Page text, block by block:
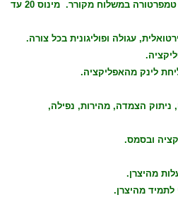
מד טמפרטורת סביבה, למעקב טמפרטורה במשלוח מקורר. מינוס 20 עד
עגולה ופוליגונית בכל צורה.
לינק מהאפליקציה.
הצמדה, מהירות, נפילה,
ובסמס.
מהיצרן.
לתמיד מהיצרן.